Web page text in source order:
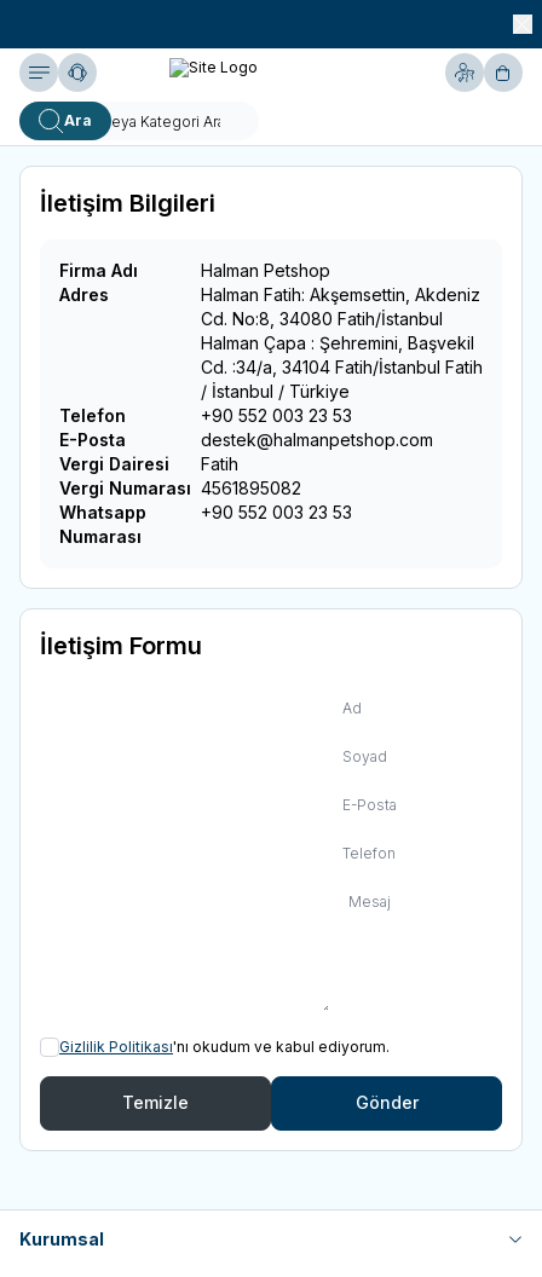
Yardım
Ara
Hesabım
İletişim Bilgileri
Firma Adı
Halman Petshop
Adres
Halman Fatih: Akşemsettin, Akdeniz
Cd. No:8, 34080 Fatih/İstanbul
Halman Çapa : Şehremini, Başvekil
Cd. :34/a, 34104 Fatih/İstanbul Fatih
/ İstanbul / Türkiye
Telefon
+90 552 003 23 53
E-Posta
destek@halmanpetshop.com
Vergi Dairesi
Fatih
Vergi Numarası 4561895082
Whatsapp
Numarası
+90 552 003 23 53
İletişim Formu
Ad
Soyad
E-Posta
Telefon
Mesaj
Gizlilik Politikası'nı okudum ve kabul ediyorum.
Temizle Gönder
Kurumsal